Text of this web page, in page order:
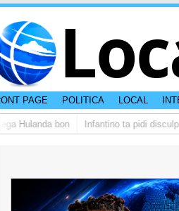
PAGE POLITICA LOCAL
bon Infantino ta pidi disculpa,